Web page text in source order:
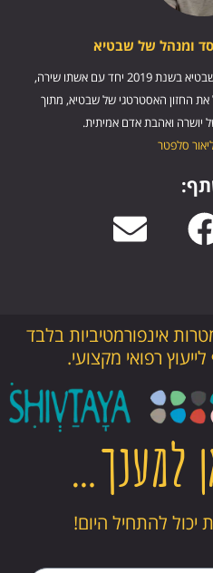
ומנהל של שבטיא
ליאור סלפטר הקים את מרכז גמילה שבטיא בשנת 2019 יחד עם אשתו שירה,
את החזון האסטרטגי של שבטיא, מתוך
יושרה ואהבת אדם אמיתית.
סלפטר
אינפורמטיביות בלבד
רפואי מקצועי.
למענך…
להתחיל היום!